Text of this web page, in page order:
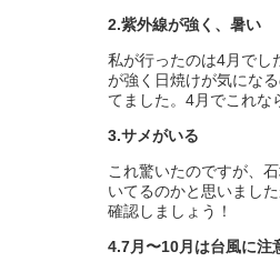
2.紫外線が強く、暑い
私が行ったのは4月でし
が強く日焼けが気にな
てました。4月でこれな
3.サメがいる
これ驚いたのですが、
いてるのかと思いまし
確認しましょう！
4.7月〜10月は台風に注